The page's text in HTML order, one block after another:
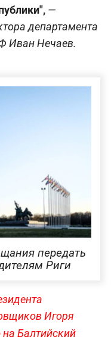
—
департамента
Иван Нечаев.
передать
Риги
Игоря
Балтийский